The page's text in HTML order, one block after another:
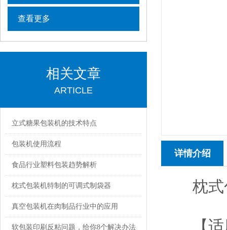
查看更多
相关文章
ARTICLE
立式糖果包装机的技术特点
包装机使用流程
食品行业塑料包装趋势解析
枕式包装机特制的可调式制袋器
真空包装机在肉制品行业中的应用
软包装印刷反粘问题，给你8个解决办法
详情介绍
枕式
【适